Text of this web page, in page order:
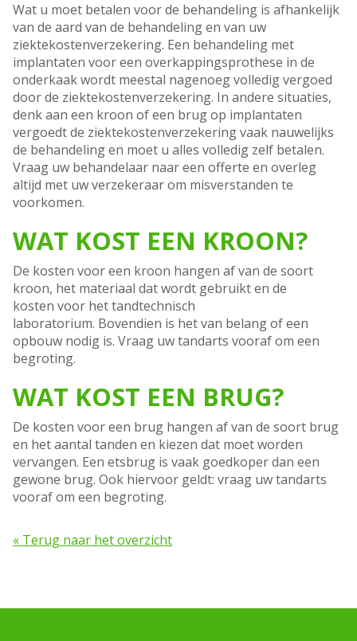
Wat u moet betalen voor de behandeling is afhankelijk
van de aard van de behandeling en van uw
ziektekostenverzekering. Een behandeling met
implantaten voor een overkappingsprothese in de
onderkaak wordt meestal nagenoeg volledig vergoed
door de ziektekostenverzekering. In andere situaties,
denk aan een kroon of een brug op implantaten
vergoedt de ziektekostenverzekering vaak nauwelijks
de behandeling en moet u alles volledig zelf betalen.
Vraag uw behandelaar naar een offerte en overleg
altijd met uw verzekeraar om misverstanden te
voorkomen.
WAT KOST EEN KROON?
De kosten voor een kroon hangen af van de soort
kroon, het materiaal dat wordt gebruikt en de
kosten voor het tandtechnisch
laboratorium. Bovendien is het van belang of een
opbouw nodig is. Vraag uw tandarts vooraf om een
begroting.
WAT KOST EEN BRUG?
De kosten voor een brug hangen af van de soort brug
en het aantal tanden en kiezen dat moet worden
vervangen. Een etsbrug is vaak goedkoper dan een
gewone brug. Ook hiervoor geldt: vraag uw tandarts
vooraf om een begroting.
« Terug naar het overzicht